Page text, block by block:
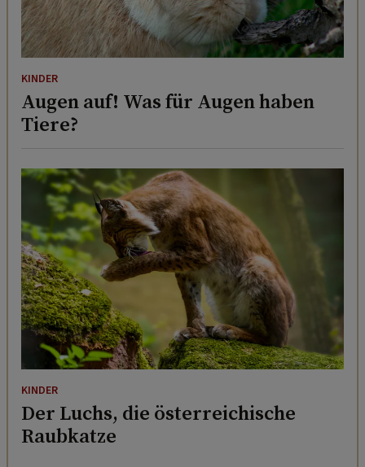
KINDER
Augen auf! Was für Augen haben
Tiere?
KINDER
Der Luchs, die österreichische
Raubkatze